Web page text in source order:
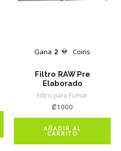
Gana 2 Coins
Filtro RAW Pre
Elaborado
Filtro para Fumar
₡1000
AÑADIR AL
CARRITO